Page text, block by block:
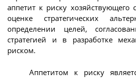
аппетит к риску хозяйствующего
оценке стратегических
определении целей,
стратегией и в разработке
риском.
Аппетитом к риску